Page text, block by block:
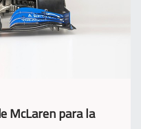
McLaren para la